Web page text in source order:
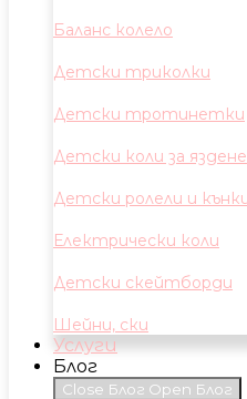
Баланс колело
Детски триколки
Детски тротинетки
Детски коли за яздене
Детски ролели и
Електрически коли
Детски скейтборди
Шейни, ски
Услуги
Блог
Close Блог Open Блог